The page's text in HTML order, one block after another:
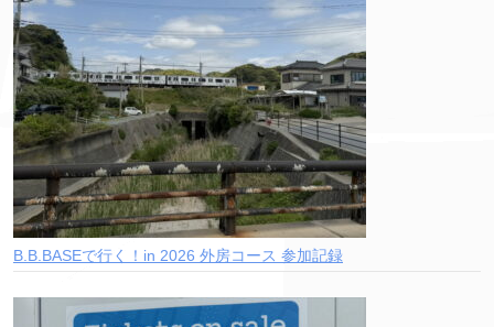
B.B.BASEで行く！in 2026 外房コース 参加記録